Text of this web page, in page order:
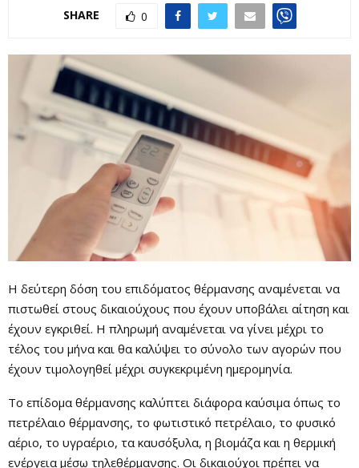
SHARE 0
Η δεύτερη δόση του επιδόματος θέρμανσης αναμένεται να
πιστωθεί στους δικαιούχους που έχουν υποβάλει αίτηση και
έχουν εγκριθεί. Η πληρωμή αναμένεται να γίνει μέχρι το
τέλος του μήνα και θα καλύψει το σύνολο των αγορών που
έχουν τιμολογηθεί μέχρι συγκεκριμένη ημερομηνία.
Το επίδομα θέρμανσης καλύπτει διάφορα καύσιμα όπως το
πετρέλαιο θέρμανσης, το φωτιστικό πετρέλαιο, το φυσικό
αέριο, το υγραέριο, τα καυσόξυλα, η βιομάζα και η θερμική
ενέργεια μέσω τηλεθέρμανσης. Οι δικαιούχοι πρέπει να